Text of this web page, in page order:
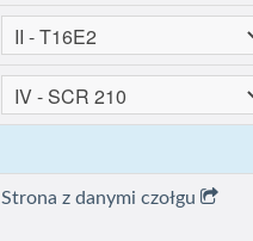
Strona z danymi czołgu